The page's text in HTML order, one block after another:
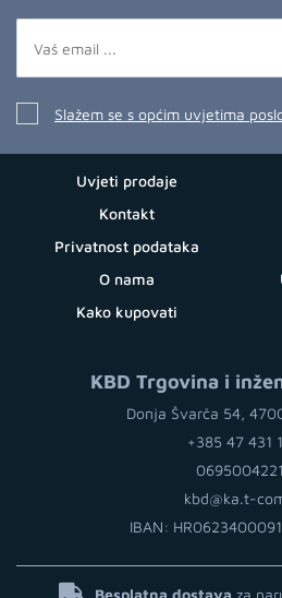
Slažem se s općim uvjetima
Uvjeti prodaje
Kontakt
Privatnost podataka
O nama
Kako kupovati
KBD Trgovina i
Donja Švarča 54,
+385 47 431
kbd@ka.t-
IBAN:
Besplatna dostava za